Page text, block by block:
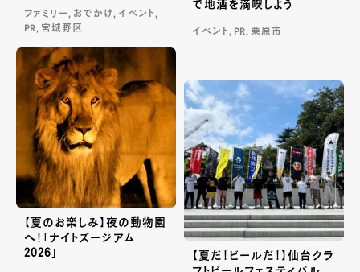
ファミリー, おでかけ, イベント,
PR, 宮城野区
で地酒を満喫しよう
イベント, PR, 栗原市
【夏のお楽しみ】夜の動物園
へ！「ナイトズージアム
2026」
【夏だ！ビールだ！】仙台クラ